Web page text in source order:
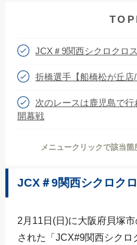
e
o
k
t
e
JCX＃9関西シクロクロ
折橋選手【船橋松が丘店/
次のレースは鹿児島で
開幕戦
メニュークリックで該当
JCX＃9関西シクロク
2月11日(日)に大阪府貝塚
された「JCX#9関西シク